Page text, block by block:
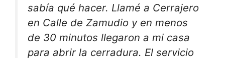
sabía qué hacer. Llamé a Cerrajero
en Calle de Zamudio y en menos
de 30 minutos llegaron a mi casa
para abrir la cerradura. El servicio